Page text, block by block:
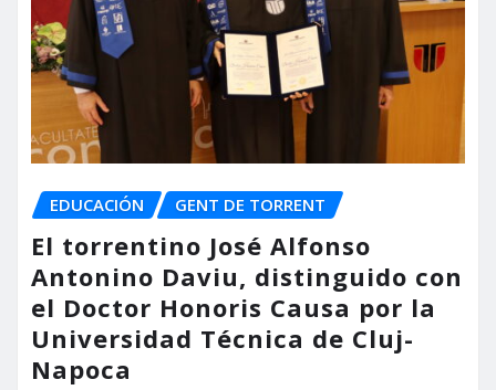
EDUCACIÓN GENT DE TORRENT
El torrentino José Alfonso
Antonino Daviu, distinguido con
el Doctor Honoris Causa por la
Universidad Técnica de Cluj-
Napoca